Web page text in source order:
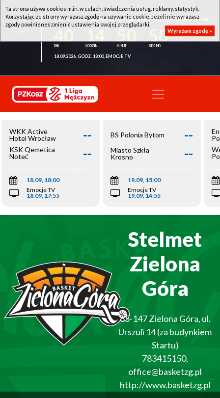
WKK ACTIVE HOTEL WROCŁAW - KSK QEMETICA NOTEĆ INOWROCŁAW
58
18.09.2026, GODZ. 18:00, EMOCJE TV
WKK Active
Hotel Wrocław
--
KSK Qemetica
Noteć
Inowrocław
--
18.09, 18:00
Emocje TV
18.09, 17:55
BS Polonia Bytom --
Miasto Szkła
Krosno
--
19.09, 15:00
Emocje TV
19.09, 14:55
Stelmet
Zielona
Góra
65-147 Zielona Góra, ul.
Urszuli 14 (za budynkiem
Startu)
783415150,
office@basketzg.pl
http://www.basketzg.pl
Ta strona używa cookies m.in. w celach: świadczenia usług, reklamy, statystyk.
Korzystając ze strony wyrażasz zgodę na używanie cookie. Jeżeli nie wyrażasz
zgody powinieneś zmienić ustawienia swojej przeglądarki.
Wyrażam zgodę »